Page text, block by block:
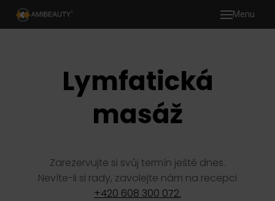
Menu
Lymfatická
masáž
Zarezervujte si svůj termín ještě dnes.
Nevíte-li si rady, zavolejte nám na recepci
+420 608 300 072.